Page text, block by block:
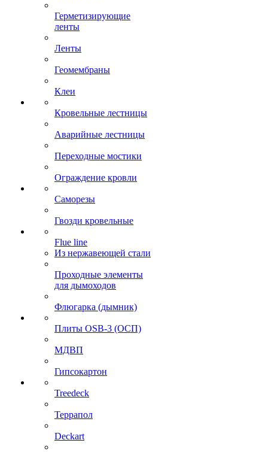
Герметизирующие
ленты
Ленты
Геомембраны
Клеи
Кровельные лестницы
Аварийные лестницы
Переходные мостики
Ограждение кровли
Саморезы
Гвозди кровельные
Flue line
Из нержавеющей стали
Проходные элементы
для дымоходов
Флюгарка (дымник)
Плиты OSB-3 (ОСП)
МДВП
Гипсокартон
Treedeck
Террапол
Deckart